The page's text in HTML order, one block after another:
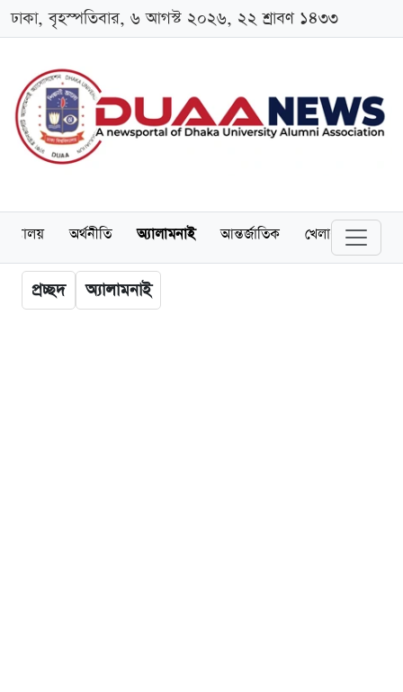
ঢাকা, বৃহস্পতিবার, ৬ আগস্ট ২০২৬, ২২ শ্রাবণ ১৪৩৩
অর্থনীতি অ্যালামনাই আন্তর্জাতিক খেলাধুলা
প্রচ্ছদ অ্যালামনাই